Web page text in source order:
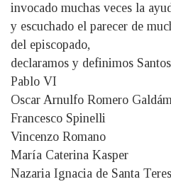
invocado muchas veces la
y escuchado el parecer de
del episcopado,
declaramos y definimos
Pablo VI
Oscar Arnulfo Romero
Francesco Spinelli
Vincenzo Romano
María Caterina Kasper
Nazaria Ignacia de Santa